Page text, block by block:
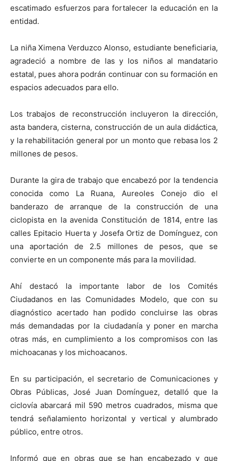
escatimado esfuerzos para fortalecer la educación en la
entidad.
La niña Ximena Verduzco Alonso, estudiante beneficiaria,
agradeció a nombre de las y los niños al mandatario
estatal, pues ahora podrán continuar con su formación en
espacios adecuados para ello.
Los trabajos de reconstrucción incluyeron la dirección,
asta bandera, cisterna, construcción de un aula didáctica,
y la rehabilitación general por un monto que rebasa los 2
millones de pesos.
Durante la gira de trabajo que encabezó por la tendencia
conocida como La Ruana, Aureoles Conejo dio el
banderazo de arranque de la construcción de una
ciclopista en la avenida Constitución de 1814, entre las
calles Epitacio Huerta y Josefa Ortiz de Domínguez, con
una aportación de 2.5 millones de pesos, que se
convierte en un componente más para la movilidad.
Ahí destacó la importante labor de los Comités
Ciudadanos en las Comunidades Modelo, que con su
diagnóstico acertado han podido concluirse las obras
más demandadas por la ciudadanía y poner en marcha
otras más, en cumplimiento a los compromisos con las
michoacanas y los michoacanos.
En su participación, el secretario de Comunicaciones y
Obras Públicas, José Juan Domínguez, detalló que la
ciclovía abarcará mil 590 metros cuadrados, misma que
tendrá señalamiento horizontal y vertical y alumbrado
público, entre otros.
Informó que en obras que se han encabezado y que